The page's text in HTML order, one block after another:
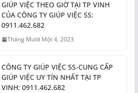
GIÚP VIỆC THEO GIỜ TẠI TP VINH
CỦA CÔNG TY GIÚP VIỆC 5S:
0911.462.682
Tháng Mười Một 4, 2023
CÔNG TY GIÚP VIỆC 5S-CUNG CẤP
GIÚP VIỆC UY TÍN NHẤT TẠI TP
VINH: 0911.462.682